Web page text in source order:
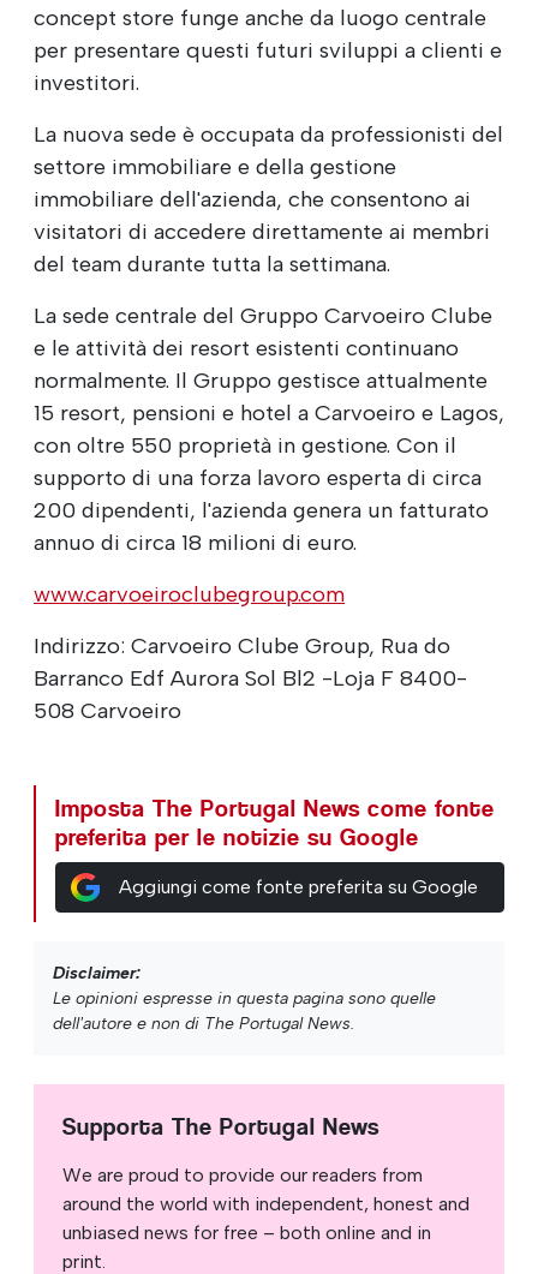
concept store funge anche da luogo centrale
per presentare questi futuri sviluppi a clienti e
investitori.
La nuova sede è occupata da professionisti del
settore immobiliare e della gestione
immobiliare dell'azienda, che consentono ai
visitatori di accedere direttamente ai membri
del team durante tutta la settimana.
La sede centrale del Gruppo Carvoeiro Clube
e le attività dei resort esistenti continuano
normalmente. Il Gruppo gestisce attualmente
15 resort, pensioni e hotel a Carvoeiro e Lagos,
con oltre 550 proprietà in gestione. Con il
supporto di una forza lavoro esperta di circa
200 dipendenti, l'azienda genera un fatturato
annuo di circa 18 milioni di euro.
www.carvoeiroclubegroup.com
Indirizzo: Carvoeiro Clube Group, Rua do
Barranco Edf Aurora Sol Bl2 -Loja F 8400-
508 Carvoeiro
Imposta The Portugal News come fonte
preferita per le notizie su Google
Aggiungi come fonte preferita su Google
Disclaimer:
Le opinioni espresse in questa pagina sono quelle
dell'autore e non di The Portugal News.
Supporta The Portugal News
We are proud to provide our readers from
around the world with independent, honest and
unbiased news for free – both online and in
print.